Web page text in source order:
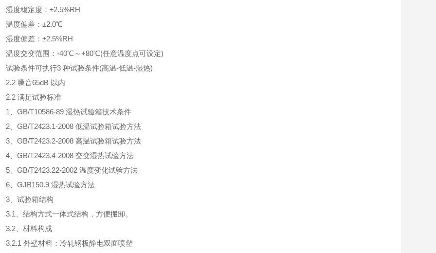
度稳定度：±2.5%RH
度偏差：±2.0℃
度偏差：±2.5%RH
度交变范围：-40℃～+80℃(任意温度点可设定)
验条件可执行3 种试验条件(高温-低温-湿热)
噪音65dB 以内
满足试验标准
GB/T10586-89 湿热试验箱技术条件
GB/T2423.1-2008 低温试验箱试验方法
GB/T2423.2-2008 高温试验箱试验方法
GB/T2423.4-2008 交变湿热试验方法
GB/T2423.22-2002 温度变化试验方法
GJB150.9 湿热试验方法
试验箱结构
、结构方式一体式结构，方便搬卸。
、材料构成
外壁材料：冷轧钢板静电双面喷塑